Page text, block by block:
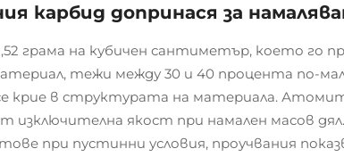
карбид допринася за
грама на кубичен сантиметър, което го
тежи между 30 и 40 процента по-
в структурата на материала.
якост при намален масов
при пустинни условия, проучвания